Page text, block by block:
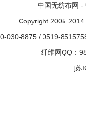
中国无纺布网 -
Copyright 2005-
030-8875 / 0519-
纤维网QQ：
[苏